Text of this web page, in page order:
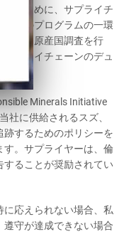
するために、サプライチ
。このプログラムの一環
理的な原産国調査を行
プライチェーンのデュ
Minerals Initiative
社に供給されるスズ、
跡するためのポリシーを
。サプライヤーは、倫
ることが奨励されてい
応えられない場合、私
守が達成できない場合